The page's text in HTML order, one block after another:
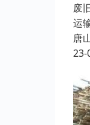
废
运
唐
23-